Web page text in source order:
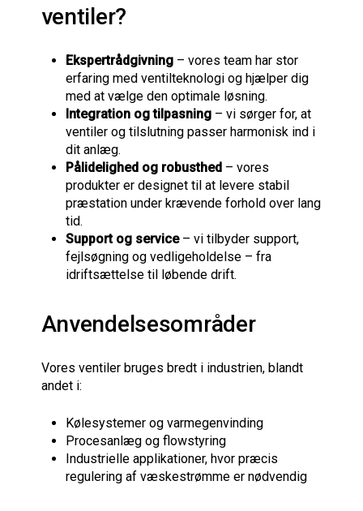
ventiler?
Ekspertrådgivning– vores team har stor
erfaring med ventilteknologi og hjælper dig
med at vælge den optimale løsning.
Integration og tilpasning– vi sørger for, at
ventiler og tilslutning passer harmonisk ind i
dit anlæg.
Pålidelighed og robusthed – vores
produkter er designet til at levere stabil
præstation under krævende forhold over lang
tid.
Support og service– vi tilbyder support,
fejlsøgning og vedligeholdelse – fra
idriftsættelse til løbende drift.
Anvendelsesområder
Vores ventiler bruges bredt i industrien, blandt
andet i:
Kølesystemer og varmegenvinding
Procesanlæg og flowstyring
Industrielle applikationer, hvor præcis
regulering af væskestrømme er nødvendig